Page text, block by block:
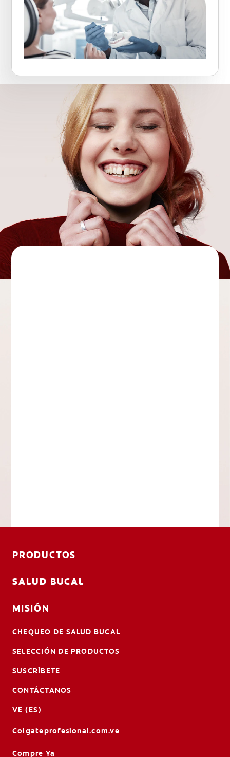
PRODUCTOS
SALUD BUCAL
MISIÓN
CHEQUEO DE SALUD BUCAL
SELECCIÓN DE PRODUCTOS
SUSCRÍBETE
CONTÁCTANOS
VE (ES)
Colgateprofesional.com.ve
Compre Ya